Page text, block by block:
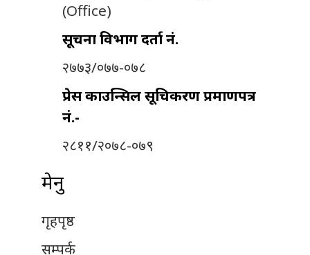
(Office)
सूचना विभाग दर्ता नं.
२७७३/०७७-०७८
प्रेस काउन्सिल सूचिकरण प्रमाणपत्र
नं.-
२८११/२०७८-०७९
मेनु
गृहपृष्ठ
सम्पर्क